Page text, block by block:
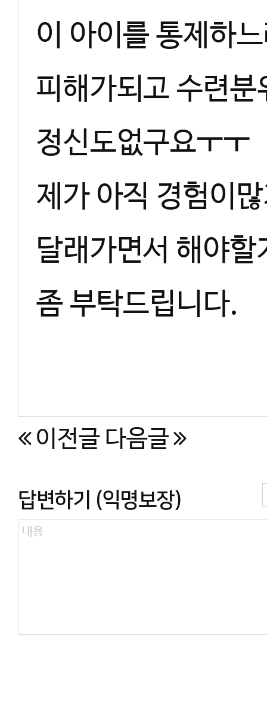
이 아이를 통제하
피해가되고 수련
정신도없구요ㅜㅜ
제가 아직 경험이
달래가면서 해야
좀 부탁드립니다.
이전글 다음글
답변하기 (익명보장)